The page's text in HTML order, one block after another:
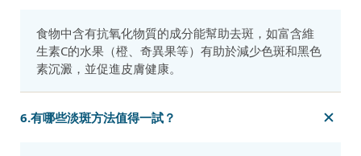
食物中含有抗氧化物質的成分能幫助去斑，如富含維
生素C的水果（橙、奇異果等）有助於減少色斑和黑色
素沉澱，並促進皮膚健康。
6.有哪些淡斑方法值得一試？